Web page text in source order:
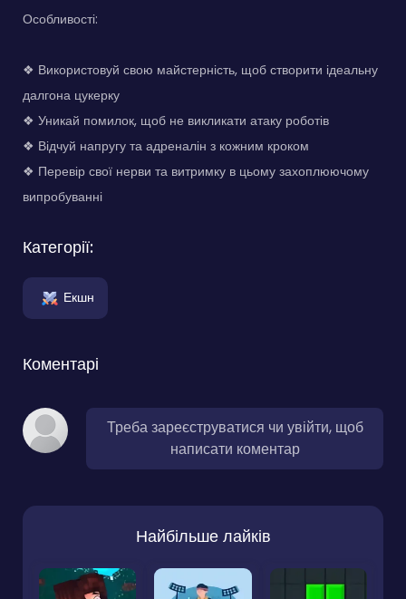
Особливості:
❖ Використовуй свою майстерність, щоб створити ідеальну
далгона цукерку
❖ Уникай помилок, щоб не викликати атаку роботів
❖ Відчуй напругу та адреналін з кожним кроком
❖ Перевір свої нерви та витримку в цьому захоплюючому
випробуванні
Категорії:
Екшн
Коментарі
Треба зареєструватися чи увійти, щоб
написати коментар
Найбільше лайків